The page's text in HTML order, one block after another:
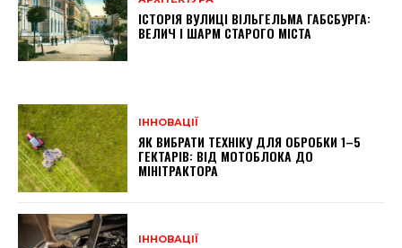
ІСТОРІЯ ВУЛИЦІ ВІЛЬГЕЛЬМА ГАБСБУРГА:
ВЕЛИЧ І ШАРМ СТАРОГО МІСТА
ІННОВАЦІЇ
ЯК ВИБРАТИ ТЕХНІКУ ДЛЯ ОБРОБКИ 1–5
ГЕКТАРІВ: ВІД МОТОБЛОКА ДО
МІНІТРАКТОРА
ІННОВАЦІЇ